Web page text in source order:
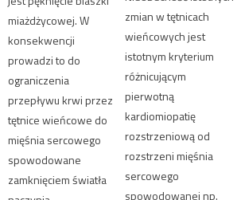
miażdżycowej. W
konsekwencji
prowadzi to do
ograniczenia
przepływu krwi przez
tętnice wieńcowe do
mięśnia sercowego
spowodowane
zamknięciem światła
zmian w tętnicach
wieńcowych jest
istotnym kryterium
różnicującym
pierwotną
kardiomiopatię
rozstrzeniową od
rozstrzeni mięśnia
sercowego
spowodowanej np.